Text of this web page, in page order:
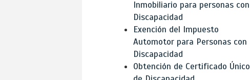
Inmobiliario para personas con
Discapacidad
Exención del Impuesto
Automotor para Personas con
Discapacidad
Obtención de Certificado Único